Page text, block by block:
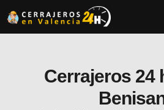
Cerrajeros 24